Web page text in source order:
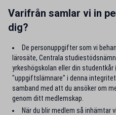
Varifrån samlar vi in
dig?
De personuppgifter som vi
lärosäte, Centrala
yrkeshögskolan eller din
"uppgiftslämnare" i denna
samband med att du ansöker om
genom ditt medlemskap.
När du blir medlem så inhämtar